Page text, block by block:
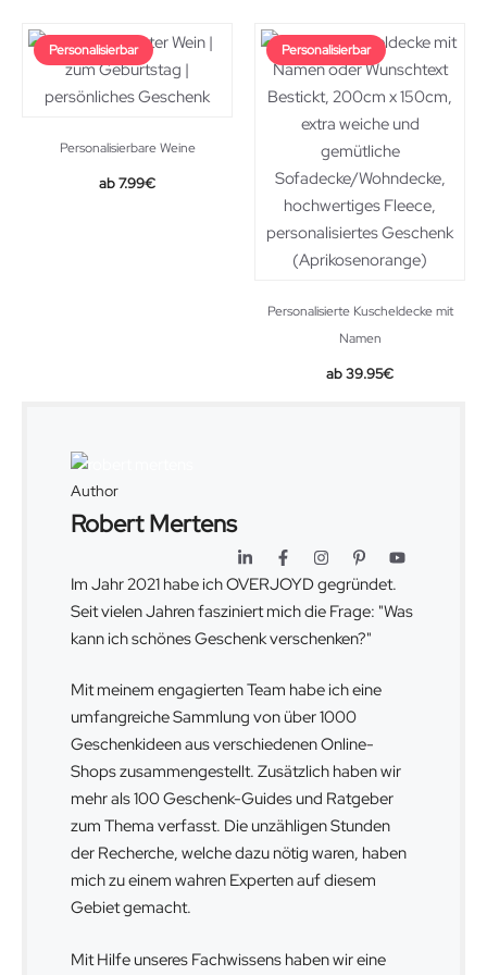
Personalisierbar
Personalisierbare Weine
7.99€
Personalisierbar
Personalisierte Kuscheldecke mit
Namen
39.95€
Author
Robert Mertens
Im Jahr 2021 habe ich OVERJOYD gegründet.
Seit vielen Jahren fasziniert mich die Frage: "Was
kann ich schönes Geschenk verschenken?"
Mit meinem engagierten Team habe ich eine
umfangreiche Sammlung von über 1000
Geschenkideen aus verschiedenen Online-
Shops zusammengestellt. Zusätzlich haben wir
mehr als 100 Geschenk-Guides und Ratgeber
zum Thema verfasst. Die unzähligen Stunden
der Recherche, welche dazu nötig waren, haben
mich zu einem wahren Experten auf diesem
Gebiet gemacht.
Mit Hilfe unseres Fachwissens haben wir eine